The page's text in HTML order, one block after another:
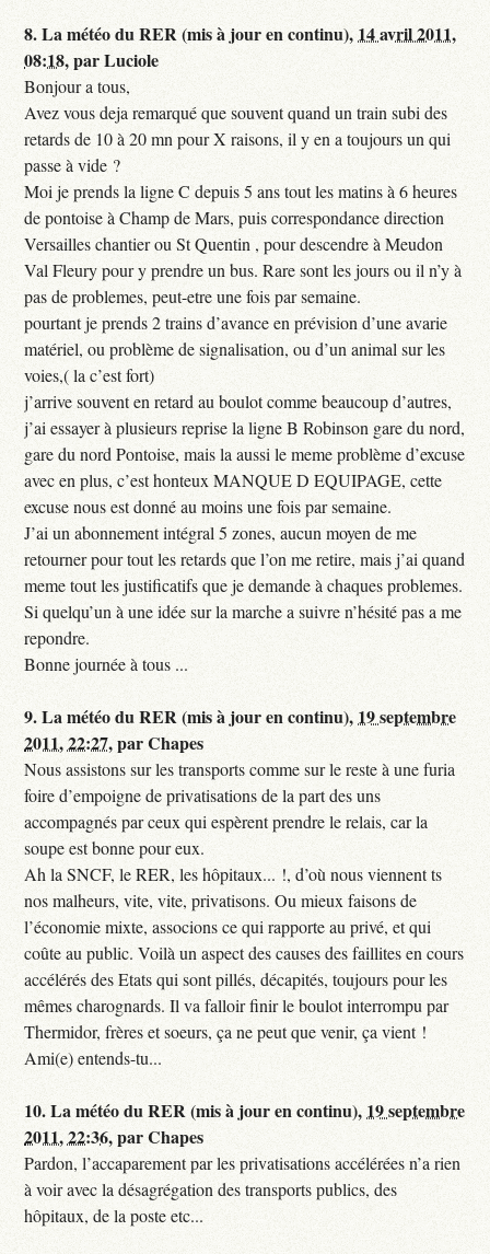
8.La météo du RER (mis à jour en continu), 14 avril 2011,
08:18,parLuciole
Bonjour a tous,
Avez vous deja remarqué que souvent quand un train subi des
retards de 10 à 20 mn pour X raisons, il y en a toujours un qui
passe à vide ?
Moi je prends la ligne C depuis 5 ans tout les matins à 6 heures
de pontoise à Champ de Mars, puis correspondance direction
Versailles chantier ou St Quentin , pour descendre à Meudon
Val Fleury pour y prendre un bus. Rare sont les jours ou il n’y à
pas de problemes, peut-etre une fois par semaine.
pourtant je prends 2 trains d’avance en prévision d’une avarie
matériel, ou problème de signalisation, ou d’un animal sur les
voies,( la c’est fort)
j’arrive souvent en retard au boulot comme beaucoup d’autres,
j’ai essayer à plusieurs reprise la ligne B Robinson gare du nord,
gare du nord Pontoise, mais la aussi le meme problème d’excuse
avec en plus, c’est honteux MANQUE D EQUIPAGE, cette
excuse nous est donné au moins une fois par semaine.
J’ai un abonnement intégral 5 zones, aucun moyen de me
retourner pour tout les retards que l’on me retire, mais j’ai quand
meme tout les justificatifs que je demande à chaques problemes.
Si quelqu’un à une idée sur la marche a suivre n’hésité pas a me
repondre.
Bonne journée à tous ...
9.La météo du RER (mis à jour en continu), 19 septembre
2011, 22:27,parChapes
Nous assistons sur les transports comme sur le reste à une furia
foire d’empoigne de privatisations de la part des uns
accompagnés par ceux qui espèrent prendre le relais, car la
soupe est bonne pour eux.
Ah la SNCF, le RER, les hôpitaux... !, d’où nous viennent ts
nos malheurs, vite, vite, privatisons. Ou mieux faisons de
l’économie mixte, associons ce qui rapporte au privé, et qui
coûte au public. Voilà un aspect des causes des faillites en cours
accélérés des Etats qui sont pillés, décapités, toujours pour les
mêmes charognards. Il va falloir finir le boulot interrompu par
Thermidor, frères et soeurs, ça ne peut que venir, ça vient !
Ami(e) entends-tu...
10.La météo du RER (mis à jour en continu), 19 septembre
2011, 22:36,parChapes
Pardon, l’accaparement par les privatisations accélérées n’a rien
à voir avec la désagrégation des transports publics, des
hôpitaux, de la poste etc...